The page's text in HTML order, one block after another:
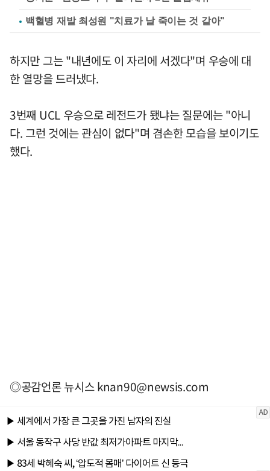
백혈병 재발 최성원 "치료가 날 죽이는 것 같아"
하지만 그는 "내년에도 이 자리에 서겠다"며 우승에 대
한 열망을 드러냈다.
3번째 UCL 우승으로 레전드가 됐냐는 질문에는 "아니
다. 그런 것에는 관심이 없다"며 겸손한 모습을 보이기도
했다.
◎공감언론 뉴시스knan90@newsis.com